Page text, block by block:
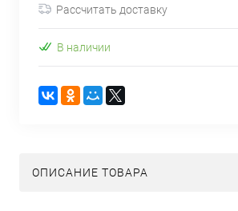
Рассчитать доставку
В наличии
ОПИСАНИЕ ТОВАРА